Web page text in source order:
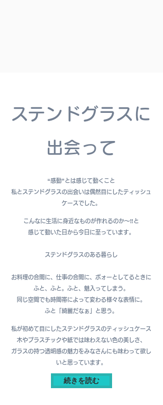
​ステンドグラスに
出会って
“感動”とは感じて動くこと
私とステンドグラスの出会いは偶然目にしたティッシュ
ケースでした。
こんなに生活に身近なものが作れるのか～‼と
感じて動いた日から今日に至っています。
ステンドグラスのある暮らし
お料理の合間に、仕事の合間に、ボォーとしてるときに
ふと、ふと。ふと、魅入ってしまう。
同じ空間でも時間帯によって変わる様々な表情に。
ふと「綺麗だなぁ」と思う。
私が初めて目にしたステンドグラスのティッシュケース
木やプラスチックや紙では味わえない色の美しさ、
ガラスの持つ透明感の魅力をみなさんにも味わって欲し
いと思っています。
続きを読む